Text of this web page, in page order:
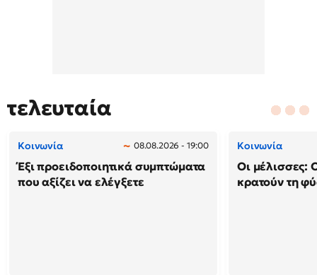
τελευταία
Κοινωνία 08.08.2026 - 19:00
Έξι προειδοποιητικά συμπτώματα
που αξίζει να ελέγξετε
Κοινωνία
Οι μέλισσες:
κρατούν τη